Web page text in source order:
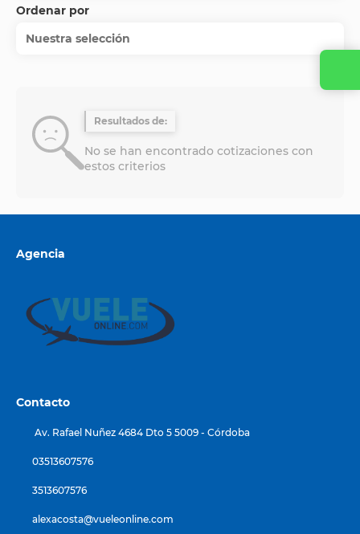
Ordenar por
Nuestra selección
Resultados de:
No se han encontrado cotizaciones con
estos criterios
Agencia
Contacto
Av. Rafael Nuñez 4684 Dto 5 5009 - Córdoba
03513607576
3513607576
alexacosta@vueleonline.com